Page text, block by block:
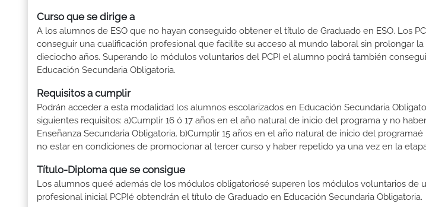
Curso que se dirige a
A los alumnos de ESO que no hayan conseguido obtener el título de Graduado en ESO. Los
conseguir una cualificación profesional que facilite su acceso al mundo laboral sin prolongar
dieciocho años. Superando lo módulos voluntarios del PCPI el alumno podrá también
Educación Secundaria Obligatoria.
Requisitos a cumplir
Podrán acceder a esta modalidad los alumnos escolarizados en Educación Secundaria
siguientes requisitos: a)Cumplir 16 ó 17 años en el año natural de inicio del programa y no
Enseñanza Secundaria Obligatoria. b)Cumplir 15 años en el año natural de inicio del
no estar en condiciones de promocionar al tercer curso y haber repetido ya una vez en la
Título-Diploma que se consigue
Los alumnos queé además de los módulos obligatoriosé superen los módulos voluntarios de
profesional inicial PCPIé obtendrán el título de Graduado en Educación Secundaria Obligatoria.